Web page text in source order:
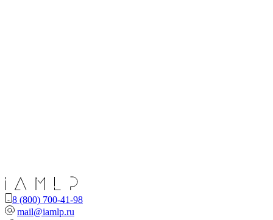
8 (800) 700-41-98
mail@iamlp.ru